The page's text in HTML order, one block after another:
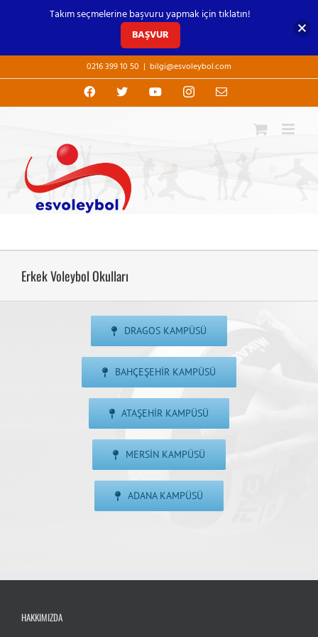
to
0216 399 10 50 | bilgi@esvoleybol.com
Facebook
X YouTubeInstagram
E-
Erkek Voleybol Okulları
DRAGOS KAMPÜSÜ
BAHÇEŞEHIR KAMPÜSÜ
ATAŞEHIR KAMPÜSÜ
MERSIN KAMPÜSÜ
ADANA KAMPÜSÜ
HAKKIMIZDA
Takım seçmelerine başvuru yapmak için tıklatın!
BAŞVUR